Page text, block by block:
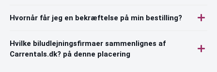
Hvornår får jeg en bekræftelse på min bestilling?
Hvilke biludlejningsfirmaer sammenlignes af
Carrentals.dk? på denne placering